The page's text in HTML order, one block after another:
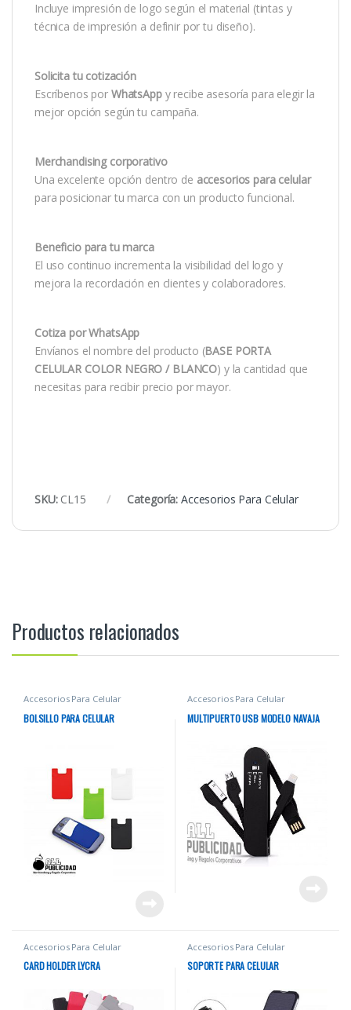
Incluye impresión de logo según el material (tintas y
técnica de impresión a definir por tu diseño).
Solicita tu cotización
Escríbenos por WhatsAppy recibe asesoría para elegir la
mejor opción según tu campaña.
Merchandising corporativo
Una excelente opción dentro de accesorios para celular
para posicionar tu marca con un producto funcional.
Beneficio para tu marca
El uso continuo incrementa la visibilidad del logo y
mejora la recordación en clientes y colaboradores.
Cotiza por WhatsApp
Envíanos el nombre del producto (BASE PORTA
CELULAR COLOR NEGRO / BLANCO) y la cantidad que
necesitas para recibir precio por mayor.
SKU: CL15 Categoría: Accesorios Para Celular
Productos relacionados
Accesorios Para Celular
BOLSILLO PARA CELULAR
Accesorios Para Celular
MULTIPUERTO USB MODELO NAVAJA
Accesorios Para Celular
CARD HOLDER LYCRA
Accesorios Para Celular
SOPORTE PARA CELULAR